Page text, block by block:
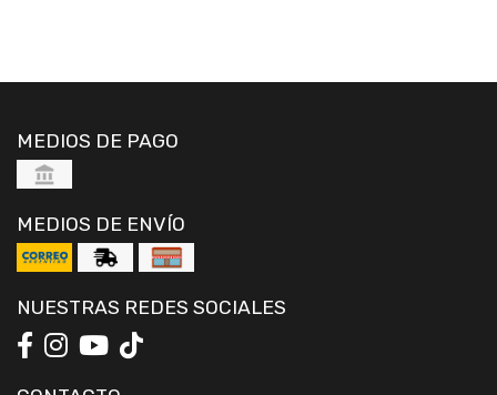
MEDIOS DE PAGO
MEDIOS DE ENVÍO
NUESTRAS REDES SOCIALES